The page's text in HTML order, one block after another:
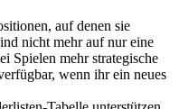
auf denen sie
nicht mehr auf nur eine
Spielen mehr strategische
wenn ihr ein neues